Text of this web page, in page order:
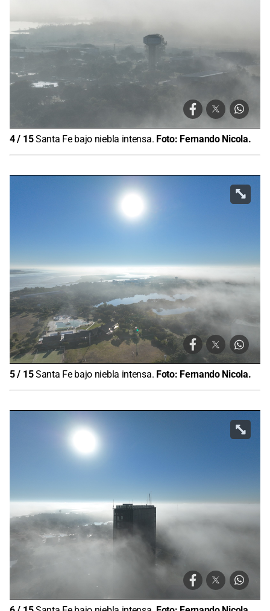
4/ 15Santa Fe bajo niebla intensa. Foto: Fernando Nicola.
5/ 15Santa Fe bajo niebla intensa. Foto: Fernando Nicola.